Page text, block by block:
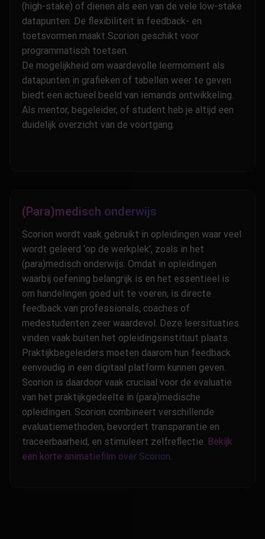
(high-stake) of dienen als een van de vele low-stake
datapunten. De flexibiliteit in feedback- en
toetsvormen maakt Scorion geschikt voor
programmatisch toetsen.
De mogelijkheid om waardevolle leermoment als
datapunten in grafieken of tabellen weer te geven
biedt een actueel beeld van iemands ontwikkeling.
Als mentor, begeleider, of student heb je altijd een
duidelijk overzicht van de voortgang.
(Para)medisch onderwijs
Scorion wordt vaak gebruikt in opleidingen waar veel
wordt geleerd ‘op de werkplek’, zoals in het
(para)medisch onderwijs. Omdat in opleidingen
waarbij oefening belangrijk is en het essentieel is
om handelingen goed uit te voeren, is directe
feedback van professionals, coaches of
medestudenten zeer waardevol. Deze leersituaties
vinden vaak buiten het opleidingsinstituut plaats.
Praktijkbegeleiders moeten daarom hun feedback
eenvoudig in een digitaal platform kunnen geven.
Scorion is daardoor vaak cruciaal voor de evaluatie
van het praktijkgedeelte in (para)medische
opleidingen. Scorion combineert verschillende
evaluatiemethoden, bevordert transparantie en
traceerbaarheid, en stimuleert zelfreflectie. Bekijk
een korte animatiefilm over Scorion.